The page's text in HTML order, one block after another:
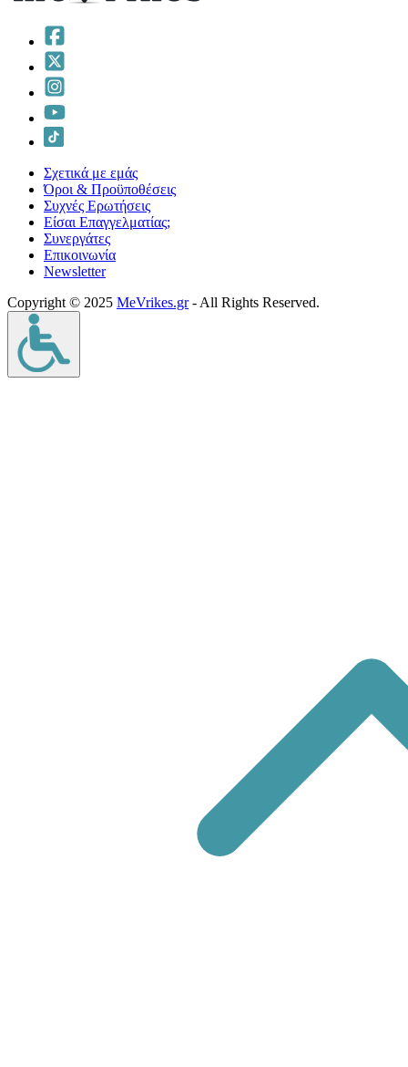
Σχετικά με εμάς
Όροι & Προϋποθέσεις
Συχνές Ερωτήσεις
Είσαι Επαγγελματίας;
Συνεργάτες
Επικοινωνία
Νewsletter
Copyright © 2025 MeVrikes.gr- All Rights Reserved.